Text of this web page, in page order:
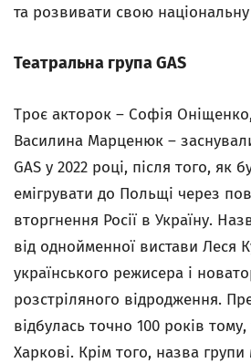
та розвивати свою національну
Театральна група GAS
Троє акторок – Софія Оніщенко,
Василина Марценюк –
GAS у 2022 році, після того, як
емігрувати до Польщі через
вторгнення Росії в Україну.
від однойменної вистави Леся
українського режисера і
розстріляного відродження.
відбулась точно 100 років тому,
Харкові. Крім того, назва